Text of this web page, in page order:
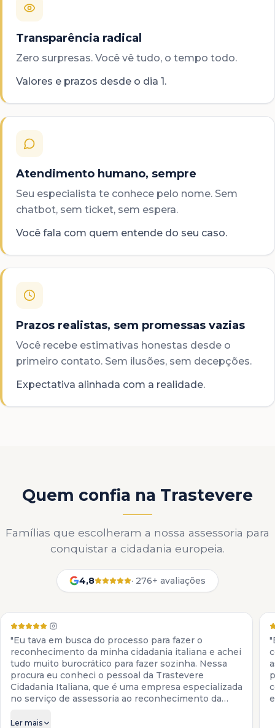
Transparência radical
Zero surpresas. Você vê tudo, o tempo todo.
Valores e prazos desde o dia 1.
Atendimento humano, sempre
Seu especialista te conhece pelo nome. Sem
chatbot, sem ticket, sem espera.
Você fala com quem entende do seu caso.
Prazos realistas, sem promessas vazias
Você recebe estimativas honestas desde o
primeiro contato. Sem ilusões, sem decepções.
Expectativa alinhada com a realidade.
Quem confia na Trastevere
Famílias que escolheram a nossa assessoria para
conquistar a cidadania europeia.
4,8 · 276+ avaliações
"Eu tava em busca do processo para fazer o
reconhecimento da minha cidadania italiana e achei
tudo muito burocrático para fazer sozinha. Nessa
procura eu conheci o pessoal da Trastevere
Cidadania Italiana, que é uma empresa especializada
no serviço de assessoria ao reconhecimento da
os serviços para descendentes de italianos, desde a
Ler mais